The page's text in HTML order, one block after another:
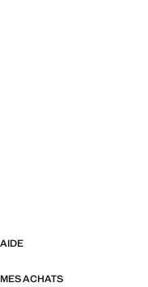
AIDE
MES ACHATS